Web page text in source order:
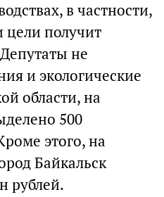
в частности,
цели получит
не
и экологические
области, на
500
этого, на
Байкальск
рублей.